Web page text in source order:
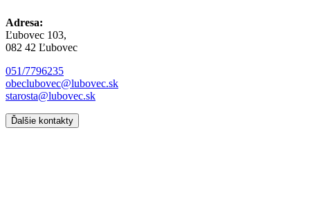
Adresa:
Ľubovec 103,
082 42 Ľubovec
051/7796235
obeclubovec@lubovec.sk
starosta@lubovec.sk
Ďalšie kontakty